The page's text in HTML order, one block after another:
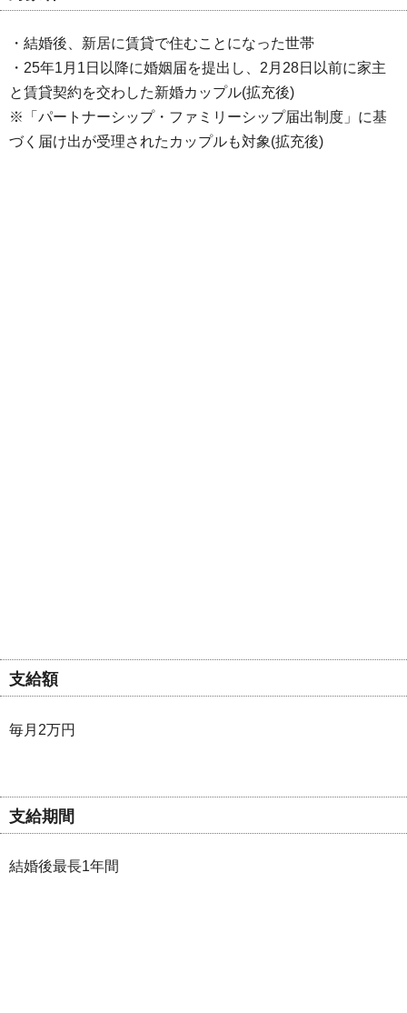
・結婚後、新居に賃貸で住むことになった世帯
・25年1月1日以降に婚姻届を提出し、2月28日以前に家主
と賃貸契約を交わした新婚カップル(拡充後)
※「パートナーシップ・ファミリーシップ届出制度」に基
づく届け出が受理されたカップルも対象(拡充後)
支給額
毎月2万円
支給期間
結婚後最長1年間